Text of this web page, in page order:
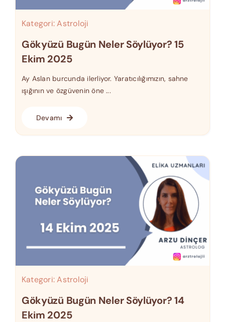
Kategori:Astroloji
Gökyüzü Bugün Neler Söylüyor? 15
Ekim 2025
Ay Aslan burcunda ilerliyor. Yaratıcılığımızın, sahne
ışığının ve özgüvenin öne ...
Devamı
Kategori:Astroloji
Gökyüzü Bugün Neler Söylüyor? 14
Ekim 2025